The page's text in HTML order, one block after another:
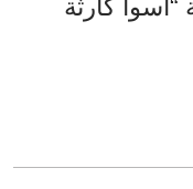
كارثة